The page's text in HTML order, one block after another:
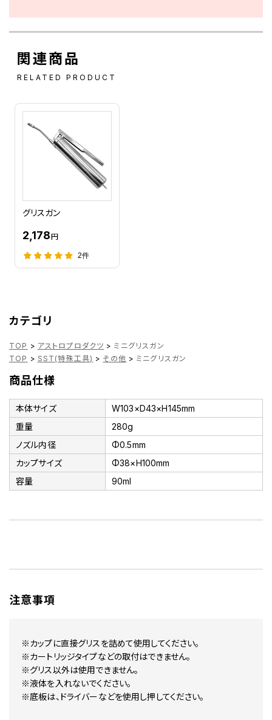
関連商品
RELATED PRODUCT
グリスガン
2,178円
2件
カテゴリ
TOP > アストロプロダクツ > ミニグリスガン
TOP > SST(特殊工具) > その他 > ミニグリスガン
商品仕様
本体サイズ
W103×D43×H145mm
重量
280g
ノズル内径
Φ0.5mm
カップサイズ
Φ38×H100mm
容量
90ml
注意事項
※カップに直接グリスを詰めて使用してください。
※カートリッジタイプなどの取付はできません。
※グリス以外は使用できません。
※液体を入れないでください。
※底板は、ドライバーなどを使用し押してください。